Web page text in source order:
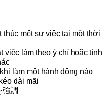
thúc một sự việc tại một thời
việc làm theo ý chí hoặc tình
làm một hành động nào
dài mãi
強調